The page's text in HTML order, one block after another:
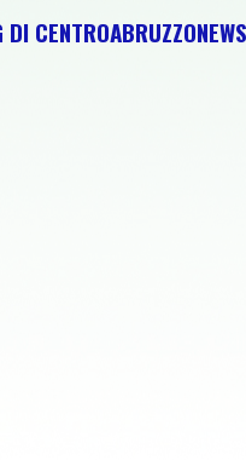
CENTROABRUZZONEWS